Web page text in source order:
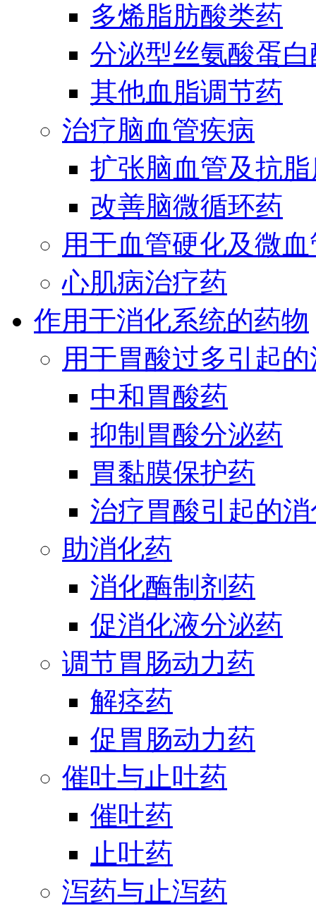
多烯脂肪酸类药
分泌型丝氨酸蛋
其他血脂调节药
治疗脑血管疾病
扩张脑血管及抗
改善脑微循环药
用于血管硬化及微
心肌病治疗药
作用于消化系统的药物
用于胃酸过多引起
中和胃酸药
抑制胃酸分泌药
胃黏膜保护药
治疗胃酸引起的
助消化药
消化酶制剂药
促消化液分泌药
调节胃肠动力药
解痉药
促胃肠动力药
催吐与止吐药
催吐药
止吐药
泻药与止泻药